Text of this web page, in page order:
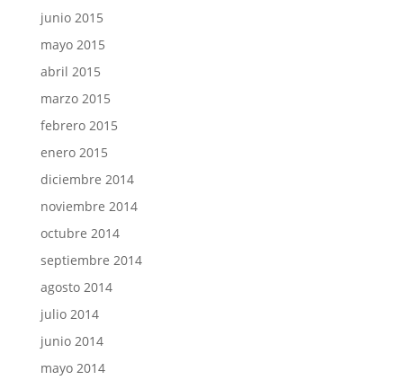
junio 2015
mayo 2015
abril 2015
marzo 2015
febrero 2015
enero 2015
diciembre 2014
noviembre 2014
octubre 2014
septiembre 2014
agosto 2014
julio 2014
junio 2014
mayo 2014